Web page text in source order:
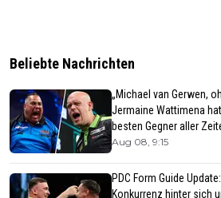
Beliebte Nachrichten
„Michael van Gerwen,
Jermaine Wattimena
besten Gegner aller
Aug 08, 9:15
PDC Form Guide
Konkurrenz hinter sich